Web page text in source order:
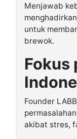
Menjawab
untuk
brewok.
Fokus
Founder
akibat stres,